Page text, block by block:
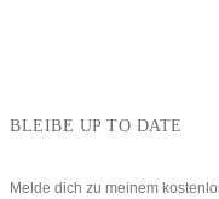
BLEIBE UP TO DATE
Melde dich zu meinem